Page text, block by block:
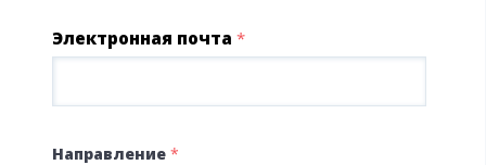
Электронная почта *
Направление *